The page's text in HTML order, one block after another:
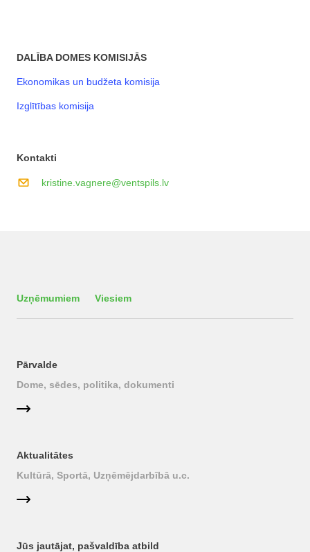
DALĪBA DOMES KOMISIJĀS
Ekonomikas un budžeta komisija
Izglītības komisija
Kontakti
kristine.vagnere@ventspils.lv
Uzņēmumiem Viesiem
Pārvalde
Dome, sēdes, politika, dokumenti
Aktualitātes
Kultūrā, Sportā, Uzņēmējdarbībā u.c.
Jūs jautājat, pašvaldība atbild